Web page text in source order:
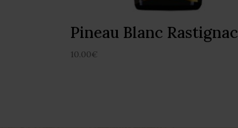
Pineau Blanc Rastignac
10.00€